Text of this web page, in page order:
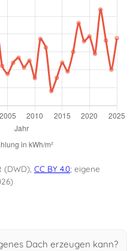
(DWD), CC BY 4.0; eigene
Dach erzeugen kann?